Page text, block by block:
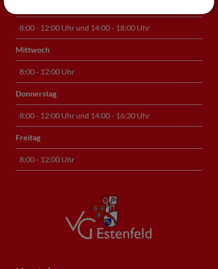
8:00 - 12:00 Uhr und 14:00 - 18:00 Uhr
Mittwoch
8:00 - 12:00 Uhr
Donnerstag
8:00 - 12:00 Uhr und 14:00 - 16:30 Uhr
Freitag
8:00 - 12:00 Uhr